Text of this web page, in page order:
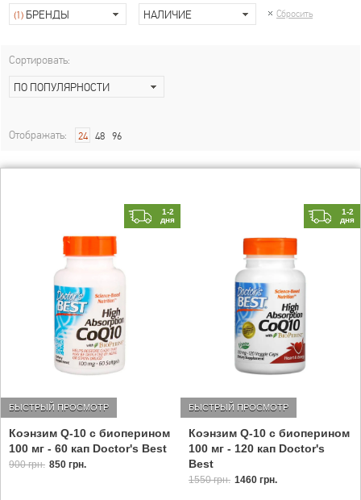
(1) БРЕНДЫ НАЛИЧИЕ Сбросить
Сортировать:
ПО ПОПУЛЯРНОСТИ
Отображать: 24 48 96
1-2
дня
Коэнзим Q-10 с биоперином
100 мг - 60 кап Doctor's Best
БЫСТРЫЙ ПРОСМОТР
900 грн. 850 грн.
1-2
дня
Коэнзим Q-10 с биоперином
100 мг - 120 кап Doctor's
Best
БЫСТРЫЙ ПРОСМОТР
1550 грн. 1460 грн.